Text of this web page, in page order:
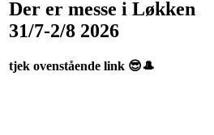
Der er messe i Løkken
31/7-2/8 2026
tjek ovenstående link 😎🎩